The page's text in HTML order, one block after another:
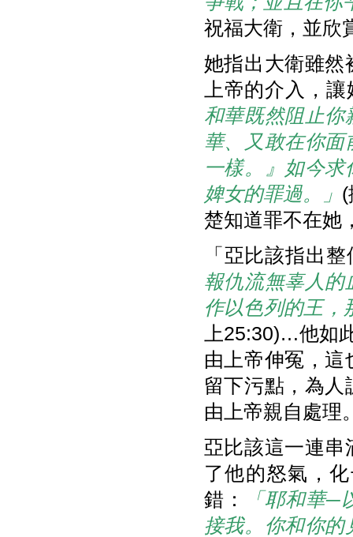
祝福大衛，並欣
她指出大衛雖然
上帝的介入，
和華既然阻止你
華、又敢在你面
一樣。』如今
婢女的罪過。」
楚知道罪不在她
「亞比該指出
報仇流無辜人的
作以色列的王，
上25:30)…他如
由上帝伸冤，
留下污點，為
由上帝親自處理
亞比該這一連串
了他的怒氣，
錯：
「耶和華─
接我。你和你